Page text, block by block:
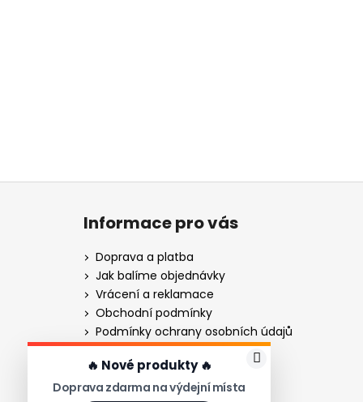
🔥 Nové produkty 🔥
Doprava zdarma na výdejní místa
Informace pro vás
Doprava a platba
Jak balíme objednávky
Vrácení a reklamace
Obchodní podmínky
Podmínky ochrany osobních údajů
Gravírování - návod
Gravírování nožů pro firmy
Ověřování recenzí